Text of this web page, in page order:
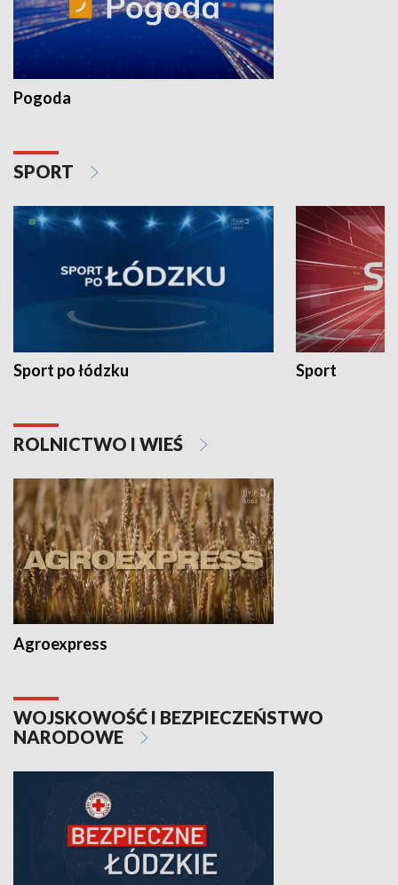
Pogoda
SPORT
Sport po łódzku Sport
ROLNICTWO I WIEŚ
Agroexpress
WOJSKOWOŚĆ I BEZPIECZEŃSTWO
NARODOWE